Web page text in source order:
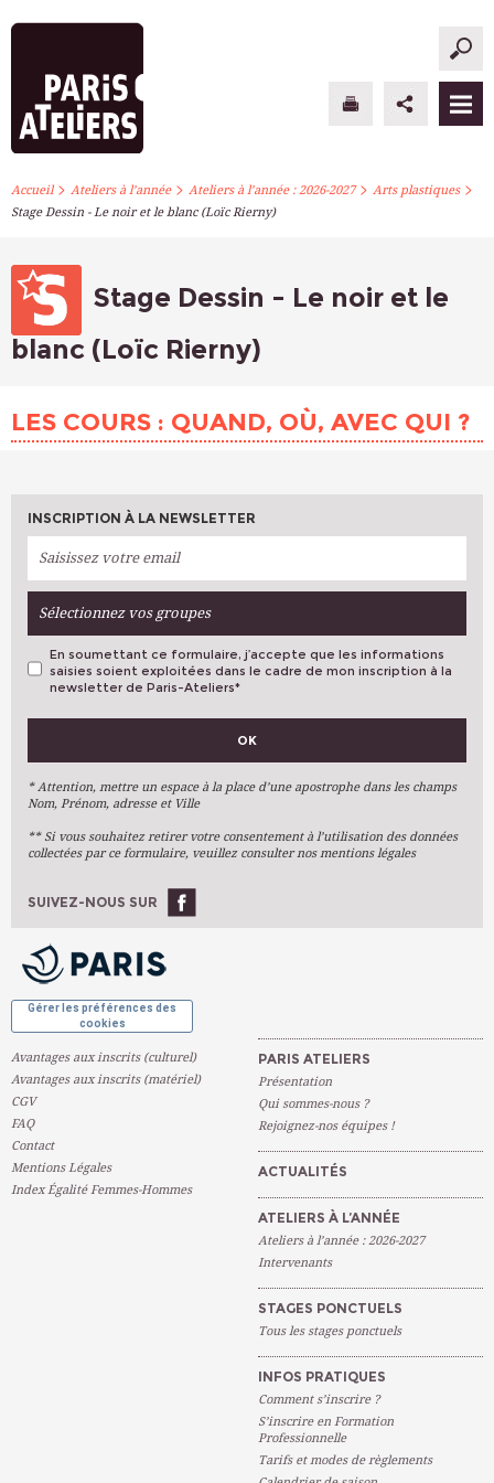
PARIS ATELIERS
ATELIERS À L’ANNÉE
STAGES PONCTUELS
S’INSCRIRE
Accueil> Ateliers à l’année> Ateliers à l’année : 2026-2027> Arts plastiques>
Stage Dessin - Le noir et le blanc (Loïc Rierny)
Stage Dessin - Le noir et le
blanc (Loïc Rierny)
LES COURS : QUAND, OÙ, AVEC QUI ?
INSCRIPTION À LA NEWSLETTER
Sélectionnez vos groupes
VOS PRÉFÉRENCES
Arts Plastiques
Arts Du Texte
Arts Numériques
Ateliers À L'année
En soumettant ce formulaire, j’accepte que les informations
saisies soient exploitées dans le cadre de mon inscription à la
newsletter de Paris-Ateliers*
OK
* Attention, mettre un espace à la place d’une apostrophe dans les champs
Nom, Prénom, adresse et Ville
** Si vous souhaitez retirer votre consentement à l’utilisation des données
collectées par ce formulaire, veuillez consulter nos mentions légales
SUIVEZ-NOUS SUR
Gérer les préférences des
cookies
Avantages aux inscrits (culturel)
Avantages aux inscrits (matériel)
CGV
FAQ
Contact
Mentions Légales
Index Égalité Femmes-Hommes
PARIS ATELIERS
Présentation
Qui sommes-nous ?
Rejoignez-nos équipes !
ACTUALITÉS
ATELIERS À L’ANNÉE
Ateliers à l’année : 2026-2027
Intervenants
STAGES PONCTUELS
Tous les stages ponctuels
INFOS PRATIQUES
Comment s’inscrire ?
S’inscrire en Formation
Professionnelle
Tarifs et modes de règlements